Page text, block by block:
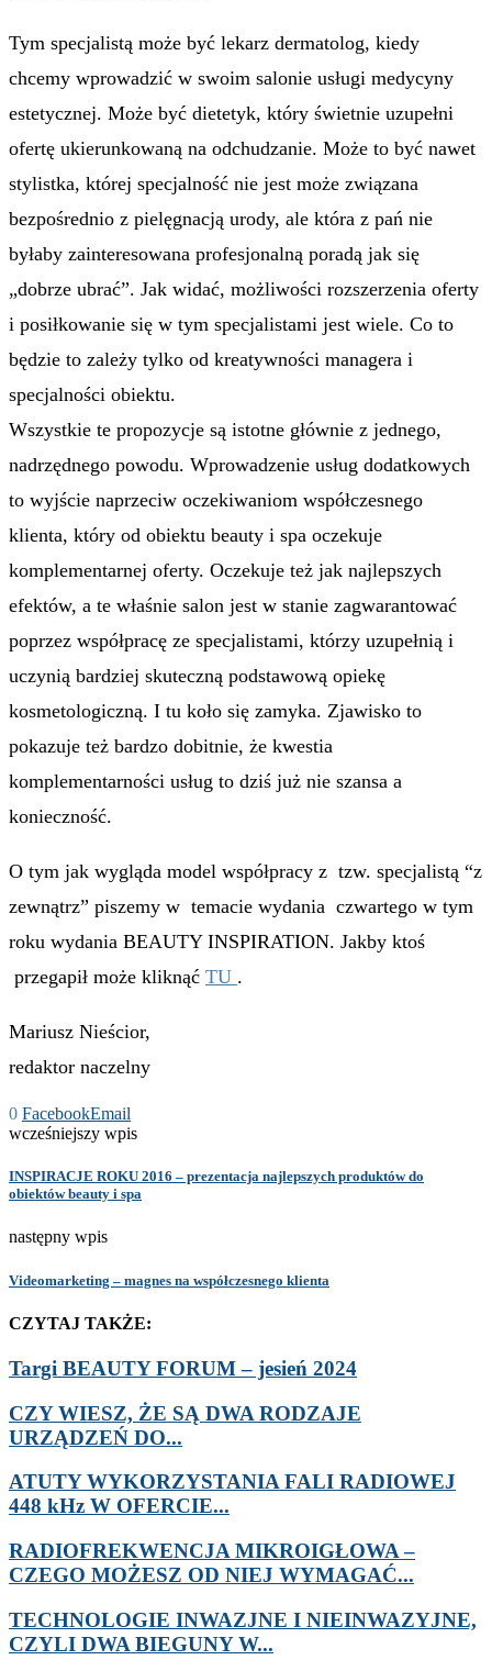
Tym specjalistą może być lekarz dermatolog, kiedy
chcemy wprowadzić w swoim salonie usługi medycyny
estetycznej. Może być dietetyk, który świetnie uzupełni
ofertę ukierunkowaną na odchudzanie. Może to być nawet
stylistka, której specjalność nie jest może związana
bezpośrednio z pielęgnacją urody, ale która z pań nie
byłaby zainteresowana profesjonalną poradą jak się
„dobrze ubrać”. Jak widać, możliwości rozszerzenia oferty
i posiłkowanie się w tym specjalistami jest wiele. Co to
będzie to zależy tylko od kreatywności managera i
specjalności obiektu.
Wszystkie te propozycje są istotne głównie z jednego,
nadrzędnego powodu. Wprowadzenie usług dodatkowych
to wyjście naprzeciw oczekiwaniom współczesnego
klienta, który od obiektu beauty i spa oczekuje
komplementarnej oferty. Oczekuje też jak najlepszych
efektów, a te właśnie salon jest w stanie zagwarantować
poprzez współpracę ze specjalistami, którzy uzupełnią i
uczynią bardziej skuteczną podstawową opiekę
kosmetologiczną. I tu koło się zamyka. Zjawisko to
pokazuje też bardzo dobitnie, że kwestia
komplementarności usług to dziś już nie szansa a
konieczność.
O tym jak wygląda model współpracy z tzw. specjalistą “z
zewnątrz” piszemy w temacie wydania czwartego w tym
roku wydania BEAUTY INSPIRATION. Jakby ktoś
przegapił może kliknąć TU .
Mariusz Nieścior,
redaktor naczelny
0 FacebookEmail
wcześniejszy wpis
INSPIRACJE ROKU 2016 – prezentacja najlepszych produktów do
obiektów beauty i spa
następny wpis
Videomarketing – magnes na współczesnego klienta
CZYTAJ TAKŻE:
Targi BEAUTY FORUM – jesień 2024
CZY WIESZ, ŻE SĄ DWA RODZAJE
URZĄDZEŃ DO...
ATUTY WYKORZYSTANIA FALI RADIOWEJ
448 kHz W OFERCIE...
RADIOFREKWENCJA MIKROIGŁOWA –
CZEGO MOŻESZ OD NIEJ WYMAGAĆ...
TECHNOLOGIE INWAZJNE I NIEINWAZYJNE,
CZYLI DWA BIEGUNY W...